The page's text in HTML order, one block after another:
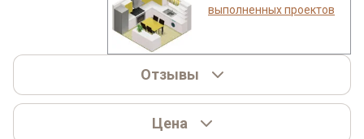
выполненных проектов
Отзывы
Цена